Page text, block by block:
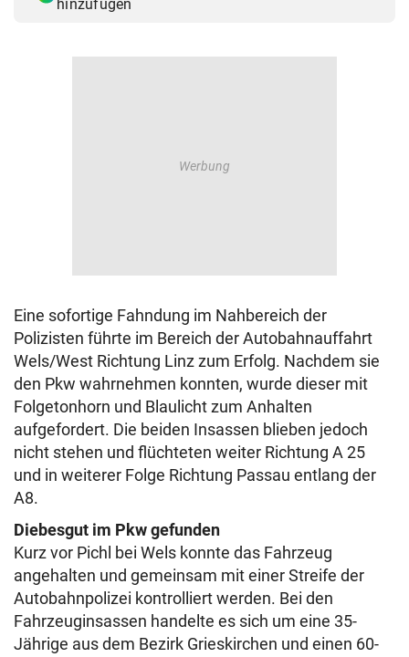
hinzufügen
Eine sofortige Fahndung im Nahbereich der
Polizisten führte im Bereich der Autobahnauffahrt
Wels/West Richtung Linz zum Erfolg. Nachdem sie
den Pkw wahrnehmen konnten, wurde dieser mit
Folgetonhorn und Blaulicht zum Anhalten
aufgefordert. Die beiden Insassen blieben jedoch
nicht stehen und flüchteten weiter Richtung A 25
und in weiterer Folge Richtung Passau entlang der
A8.
Diebesgut im Pkw gefunden
Kurz vor Pichl bei Wels konnte das Fahrzeug
angehalten und gemeinsam mit einer Streife der
Autobahnpolizei kontrolliert werden. Bei den
Fahrzeuginsassen handelte es sich um eine 35-
Jährige aus dem Bezirk Grieskirchen und einen 60-